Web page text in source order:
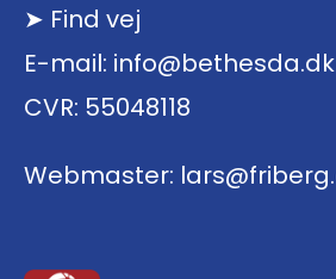
Find vej
E-mail: info@bethesda.dk
CVR: 55048118
Webmaster: